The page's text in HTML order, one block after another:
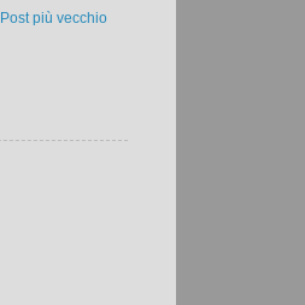
Post più vecchio